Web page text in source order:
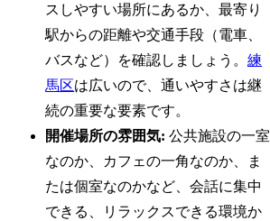
スしやすい場所にあるか、最寄り
駅からの距離や交通手段（電車、
バスなど）を確認しましょう。練
馬区は広いので、通いやすさは継
続の重要な要素です。
開催場所の雰囲気: 公共施設の一室
なのか、カフェの一角なのか、ま
たは個室なのかなど、会話に集中
できる、リラックスできる環境か